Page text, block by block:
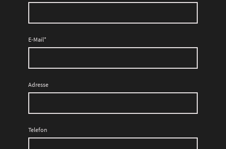
E-Mail*
Adresse
Telefon